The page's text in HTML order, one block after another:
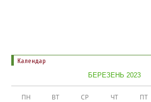
Календар
БЕРЕЗЕНЬ 2023
ПН ВТ СР ЧТ ПТ